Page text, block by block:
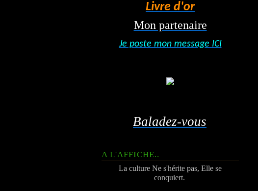
Livre d'or
Mon partenaire
Je poste mon message ICI
Baladez-vous
A L'AFFICHE..
La culture Ne s'hérite pas, Elle se
conquiert.